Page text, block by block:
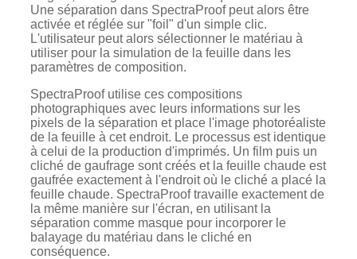
Une séparation dans SpectraProof peut alors être
activée et réglée sur "foil" d'un simple clic.
L'utilisateur peut alors sélectionner le matériau à
utiliser pour la simulation de la feuille dans les
paramètres de composition.
SpectraProof utilise ces compositions
photographiques avec leurs informations sur les
pixels de la séparation et place l'image photoréaliste
de la feuille à cet endroit. Le processus est identique
à celui de la production d'imprimés. Un film puis un
cliché de gaufrage sont créés et la feuille chaude est
gaufrée exactement à l'endroit où le cliché a placé la
feuille chaude. SpectraProof travaille exactement de
la même manière sur l'écran, en utilisant la
séparation comme masque pour incorporer le
balayage du matériau dans le cliché en
conséquence.